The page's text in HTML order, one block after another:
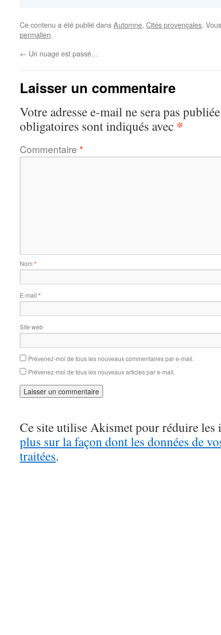
Ce contenu a été publié dansAutomne, Cités provençales.
permalien.
← Un nuage est passé…
Laisser un commentaire
Votre adresse e-mail ne sera pas
obligatoires sont indiqués avec *
Commentaire *
Nom *
E-mail *
Site web
Prévenez-moi de tous les nouveaux commentaires par e-mail.
Prévenez-moi de tous les nouveaux articles par e-mail.
Ce site utilise Akismet pour réduire les
plus sur la façon dont les données de
traitées.